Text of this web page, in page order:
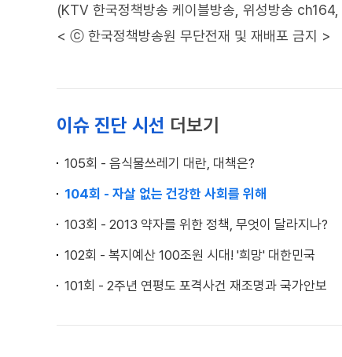
(KTV 한국정책방송 케이블방송, 위성방송 ch164,
< ⓒ 한국정책방송원 무단전재 및 재배포 금지 >
이슈 진단 시선 더보기
105회 - 음식물쓰레기 대란, 대책은?
104회 - 자살 없는 건강한 사회를 위해
103회 - 2013 약자를 위한 정책, 무엇이 달라지나?
102회 - 복지예산 100조원 시대! '희망' 대한민국
101회 - 2주년 연평도 포격사건 재조명과 국가안보